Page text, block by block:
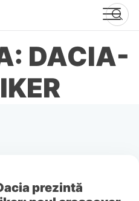
DACIA-
prezintă